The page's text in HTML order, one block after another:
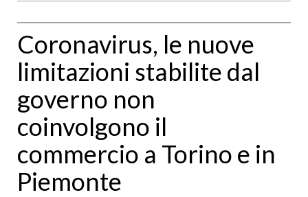
Coronavirus, le nuove
limitazioni stabilite dal
governo non
coinvolgono il
commercio a Torino e in
Piemonte